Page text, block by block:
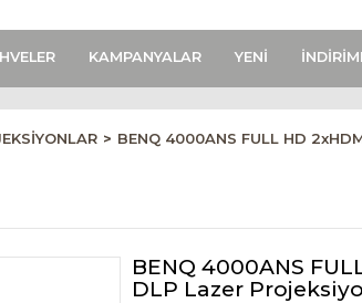
KAMPANYALAR YENİ
BENQ 4000ANS FULL HD
BENQ 4000ANS
DLP Lazer